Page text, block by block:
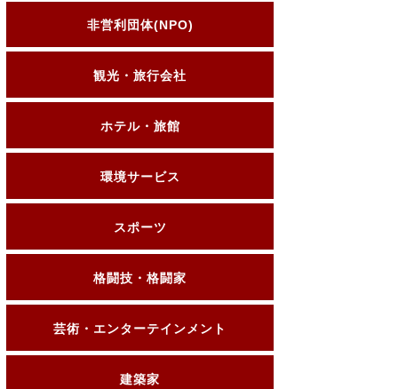
非営利団体(NPO)
観光・旅行会社
ホテル・旅館
環境サービス
スポーツ
格闘技・格闘家
芸術・エンターテインメント
建築家